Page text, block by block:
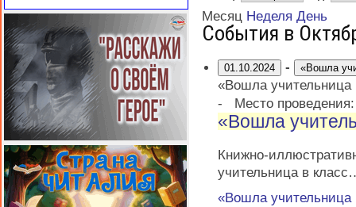
Месяц Неделя День
События в
01.10.2024 - «Вошла
«Вошла
-
Место
«Вошла
Книжно-
учительница в
«Вошла